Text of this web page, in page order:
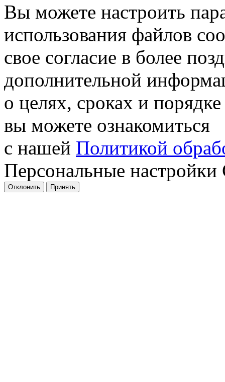
Вы можете настроить
использования файлов
свое согласие в более
дополнительной
о целях, сроках и
вы можете ознакомиться
с нашей Политикой
Персональные настройки
Отклонить Принять